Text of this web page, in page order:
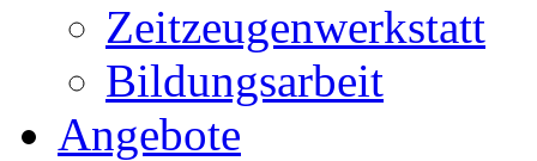
Zeitzeugenwerkstatt
Bildungsarbeit
Angebote